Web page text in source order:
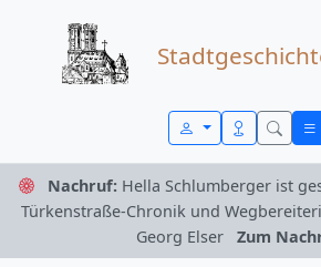
Nachruf: Hella Schlumberger ist
Türkenstraße-Chronik und
Georg Elser
Zum